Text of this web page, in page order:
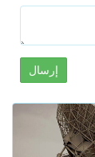
إرسال